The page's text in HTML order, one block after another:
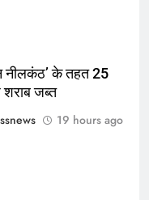
नीलकंठ’ के तहत 25
जब्त
19 hours ago